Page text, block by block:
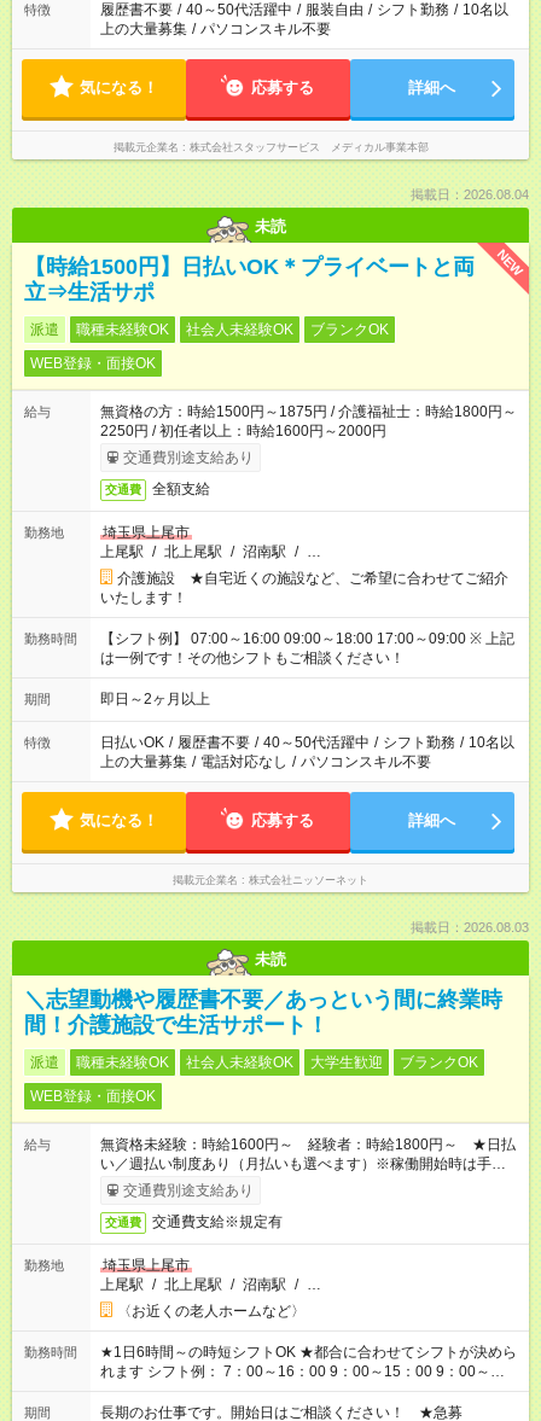
特徴 履歴書不要 / 40～50代活躍中 / 服装自由 / シフト勤務 / 10名以
上の大量募集 / パソコンスキル不要
気になる！ 応募する 詳細へ
掲載元企業名 株式会社スタッフサービス メディカル事業本部
掲載日：2026.08.04
未読
NEW
【時給1500円】日払いOK＊プライベートと両
立⇒生活サポ
派遣 職種未経験OK 社会人未経験OK
ブランクOK
WEB登録・面接OK
給与
無資格の方：時給1500円～1875円 / 介護福祉士：時給1800円～
2250円 / 初任者以上：時給1600円～2000円
交通費別途支給あり
交通費 全額支給
勤務地
埼玉県上尾市
上尾駅 / 北上尾駅 / 沼南駅 / …
介護施設 ★自宅近くの施設など、ご希望に合わせてご紹介
いたします！
勤務時間
【シフト例】 07:00～16:00 09:00～18:00 17:00～09:00 ※ 上記
は一例です！その他シフトもご相談ください！
期間 即日～2ヶ月以上
特徴 日払いOK / 履歴書不要 / 40～50代活躍中 / シフト勤務 / 10名以
上の大量募集 / 電話対応なし / パソコンスキル不要
気になる！ 応募する 詳細へ
掲載元企業名 株式会社ニッソーネット
掲載日：2026.08.03
未読
＼志望動機や履歴書不要／あっという間に終業時
間！介護施設で生活サポート！
派遣 職種未経験OK 社会人未経験OK 大学生歓迎
ブランクOK
WEB登録・面接OK
給与
無資格未経験：時給1600円～ 経験者：時給1800円～ ★日払
い／週払い制度あり（月払いも選べます）※稼働開始時は手続き
完了次第のお支払いとなります。
交通費別途支給あり
交通費 交通費支給※規定有
勤務地
埼玉県上尾市
上尾駅 / 北上尾駅 / 沼南駅 / …
〈お近くの老人ホームなど〉
勤務時間
★1日6時間～の時短シフトOK ★都合に合わせてシフトが決めら
れます シフト例： 7：00～16：00 9：00～15：00 9：00～
18：00 11：00～20：00 など ※Wワークの場合、他のお仕事と
合わせ週40時間超の就業はご案内できません ※法令に基づき、
期間 長期のお仕事です。開始日はご相談ください！ ★急募